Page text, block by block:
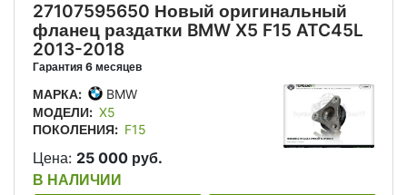
27107595650 Новый оригинальный
фланец раздатки BMW X5 F15 ATC45L
2013-2018
Гарантия 6 месяцев
МАРКА:
BMW
МОДЕЛИ: X5
ПОКОЛЕНИЯ: F15
Цена: 25 000 руб.
В НАЛИЧИИ